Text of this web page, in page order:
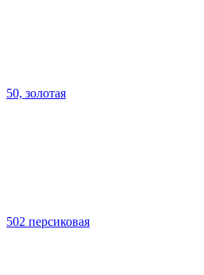
50, золотая
502 персиковая